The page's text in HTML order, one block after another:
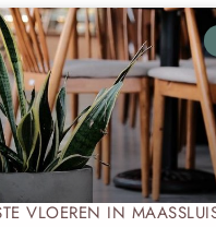
VLOEREN IN